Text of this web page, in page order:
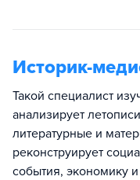
Историк-
Такой специалист
анализирует
литературные и
реконструирует
события, экономику